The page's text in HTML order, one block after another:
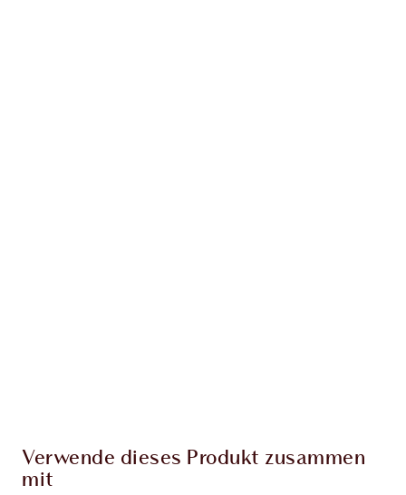
Verwende dieses Produkt zusammen
mit